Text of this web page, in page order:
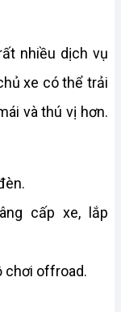
nhiều dịch vụ
xe có thể trải
và thú vị hơn.
cấp xe, lắp
chơi offroad.